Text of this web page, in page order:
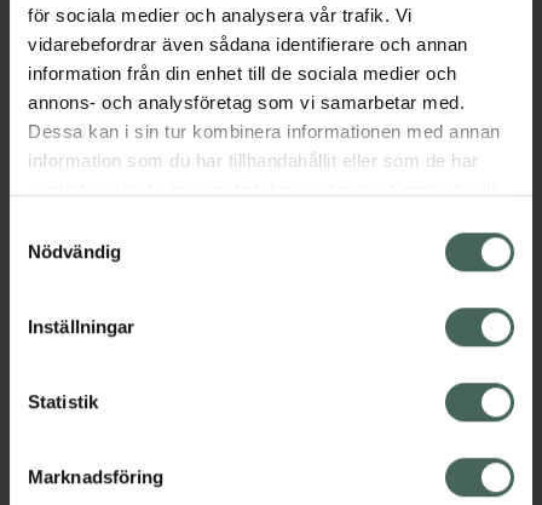
för sociala medier och analysera vår trafik. Vi
vidarebefordrar även sådana identifierare och annan
information från din enhet till de sociala medier och
annons- och analysföretag som vi samarbetar med.
Dessa kan i sin tur kombinera informationen med annan
information som du har tillhandahållit eller som de har
återkalla ditt samtycke via webbplatsens
cookieinställningar. Ett återkallat samtycke påverkar inte
lagligheten av behandling som skett innan återkallelsen.
Nödvändig
Inställningar
Statistik
Marknadsföring
Beskrivning Dölj
Kronans Apotek finns här för dig. Du hittar oss från Skåne i
datorn. Oavsett vem du är så är det vårt uppdrag att
med oss.
Kontakta oss